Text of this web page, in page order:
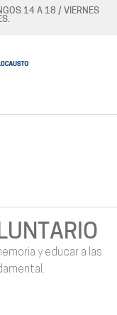
14 A 18 / VIERNES
y educar a las